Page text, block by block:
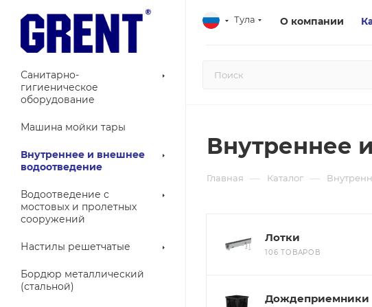
Тула О компании
Санитарно-
гигиеническое
оборудование
Машина мойки тары
Внутреннее и внешнее
водоотведение
Водоотведение с
мостовых и пролетных
сооружений
Настилы решетчатые
Бордюр металлический
(стальной)
Внутреннее
Главная — Каталог —
Лотки
106 ТОВАРОВ
Дождеприемники